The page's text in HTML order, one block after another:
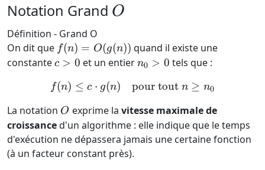
Notation Grand O
O
Définition - Grand O
On dit que f(n) =
O(g(n))
f(n) = O(g(n)) quand il existe une
constantec
0
c > 0 et un entiern_0
n0 > 0 tels que :
f(n) \le c \cdot g(n)
f(n) ≤ c ⋅ g(n) pour tout n ≥ n0
La notation O
O exprime la vitesse maximale de
croissanced'un algorithme : elle indique que le temps
d'exécution ne dépassera jamais une certaine fonction
(à un facteur constant près).